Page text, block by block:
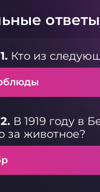
ответы
Кто из
В 1919 году в
за животное?